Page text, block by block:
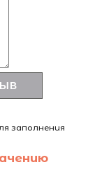
заполнения